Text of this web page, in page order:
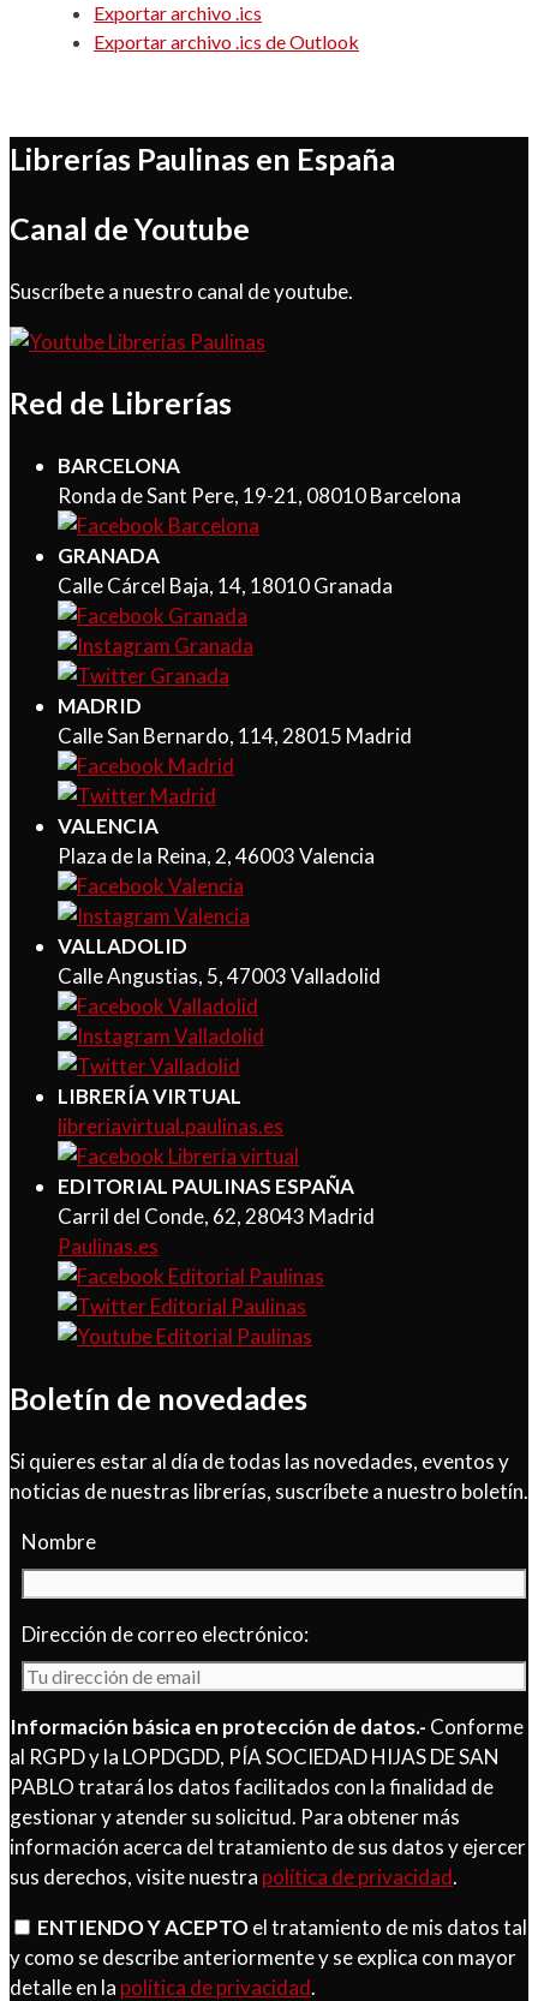
Exportar archivo .ics
Exportar archivo .ics de Outlook
Librerías Paulinas en España
Canal de Youtube
Suscríbete a nuestro canal de youtube.
Red de Librerías
BARCELONA
Ronda de Sant Pere, 19-21, 08010 Barcelona
GRANADA
Calle Cárcel Baja, 14, 18010 Granada
MADRID
Calle San Bernardo, 114, 28015 Madrid
VALENCIA
Plaza de la Reina, 2, 46003 Valencia
VALLADOLID
Calle Angustias, 5, 47003 Valladolid
LIBRERÍA VIRTUAL
libreriavirtual.paulinas.es
EDITORIAL PAULINAS ESPAÑA
Carril del Conde, 62, 28043 Madrid
Paulinas.es
Boletín de novedades
Si quieres estar al día de todas las novedades, eventos y
noticias de nuestras librerías, suscríbete a nuestro boletín.
Nombre
Dirección de correo electrónico:
Información básica en protección de datos.- Conforme
al RGPD y la LOPDGDD, PÍA SOCIEDAD HIJAS DE SAN
PABLO tratará los datos facilitados con la finalidad de
gestionar y atender su solicitud. Para obtener más
información acerca del tratamiento de sus datos y ejercer
sus derechos, visite nuestra política de privacidad.
ENTIENDO Y ACEPTOel tratamiento de mis datos tal
y como se describe anteriormente y se explica con mayor
detalle en la política de privacidad.